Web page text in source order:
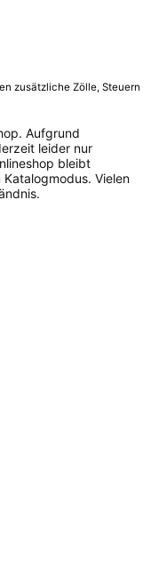
zusätzliche Zölle, Steuern
Aufgrund
leider nur
bleibt
Vielen